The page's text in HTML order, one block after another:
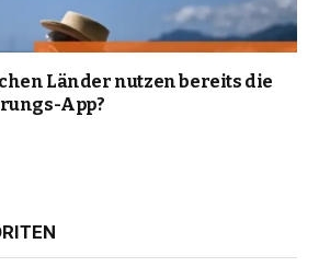
Länder nutzen bereits die
App?